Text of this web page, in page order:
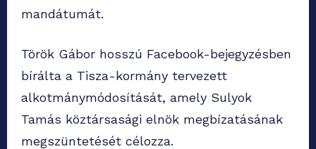
mandátumát.
Török Gábor hosszú Facebook-bejegyzésben
bírálta a Tisza-kormány tervezett
alkotmánymódosítását, amely Sulyok
Tamás köztársasági elnök megbízatásának
megszüntetését célozza.